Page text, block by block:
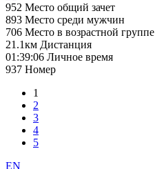
952 Место общий зачет
893 Место среди мужчин
706 Место в возрастной группе
21.1км Дистанция
01:39:06 Личное время
937 Номер
1
2
3
4
5
EN